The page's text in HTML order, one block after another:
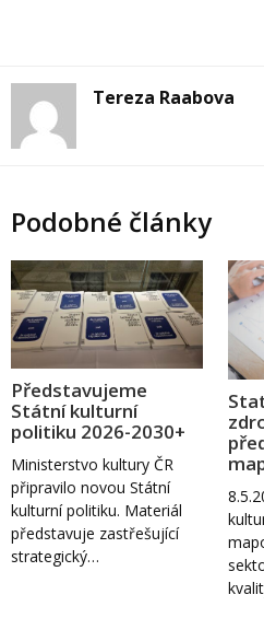
Tereza Raabova
Podobné články
Představujeme
Státní kulturní
politiku 2026-2030+
Ministerstvo kultury ČR
připravilo novou Státní
kulturní politiku. Materiál
představuje zastřešující
strategický…